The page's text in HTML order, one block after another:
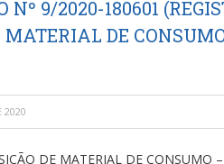
Nº 9/2020-180601
DE
2020
DE MATERIAL DE CONSUMO